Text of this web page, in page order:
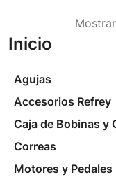
Inicio
Agujas
Accesorios Refrey
Caja de Bobinas y
Correas
Motores y Pedales